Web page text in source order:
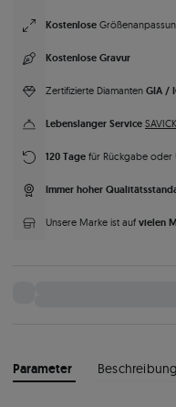
Kostenlose
Kostenlose Gravur
Zertifizierte Diamanten GIA /
Lebenslanger Service
120 Tage für Rückgabe oder
Immer hoher
Unsere Marke ist auf vielen
Parameter Beschreibung